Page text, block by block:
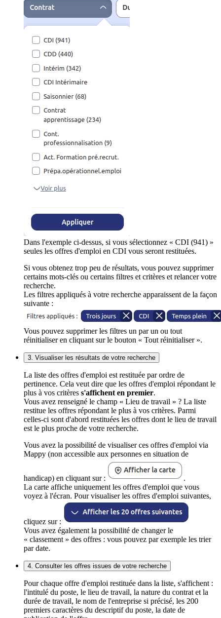
Dans l'exemple ci-dessus, si vous sélectionnez « CDI (941) »
seules les offres d'emploi en CDI vous seront restituées.
Si vous obtenez trop peu de résultats, vous pouvez supprimer
certains mots-clés ou certains filtres et critères et relancer votre
recherche.
Les filtres appliqués à votre recherche apparaissent de la façon
suivante :
Vous pouvez supprimer les filtres un par un ou tout
réinitialiser en cliquant sur le bouton « Tout réinitialiser ».
3. Visualiser les résultats de votre recherche
La liste des offres d'emploi est restituée par ordre de
pertinence. Cela veut dire que les offres d'emploi répondant le
plus à vos critères s'affichent en premier.
Vous avez renseigné le champ « Lieu de travail » ? La liste
restitue les offres répondant le plus à vos critères. Parmi
celles-ci sont d'abord restituées les offres dont le lieu de travail
est le plus proche de votre recherche.
Vous avez la possibilité de visualiser ces offres d'emploi via
Mappy (non accessible aux personnes en situation de
handicap) en cliquant sur :
.
La carte affiche uniquement les offres d'emploi que vous
voyez à l'écran. Pour visualiser les offres d'emploi suivantes,
cliquez sur :
Vous avez également la possibilité de changer le
« classement » des offres : vous pouvez par exemple les trier
par date.
4. Consulter les offres issues de votre recherche
Pour chaque offre d'emploi restituée dans la liste, s'affichent :
l'intitulé du poste, le lieu de travail, la nature du contrat et la
durée de travail, le nom de l'entreprise si précisé, les 200
premiers caractères du descriptif du poste, la date de